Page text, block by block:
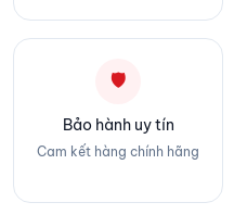
🛡
Bảo hành uy tín
Cam kết hàng chính hãng